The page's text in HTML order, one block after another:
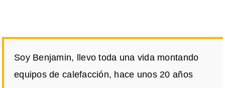
Soy Benjamin, llevo toda una vida montando
equipos de calefacción, hace unos 20 años